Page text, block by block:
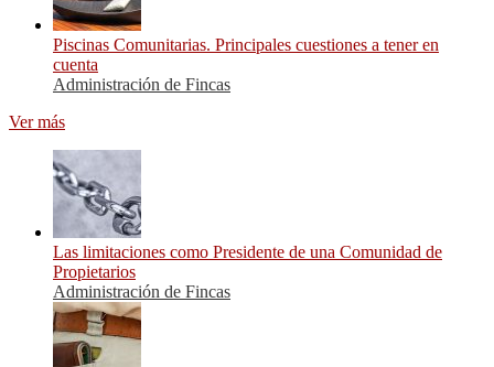
Piscinas Comunitarias. Principales cuestiones a tener en
cuenta
Administración de Fincas
Ver más
Las limitaciones como Presidente de una Comunidad de
Propietarios
Administración de Fincas